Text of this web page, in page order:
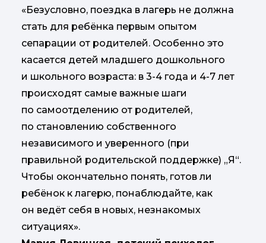
«Безусловно, поездка в лагерь не должна
стать для ребёнка первым опытом
сепарации от родителей. Особенно это
касается детей младшего дошкольного
и школьного возраста: в 3-4 года и 4-7 лет
происходят самые важные шаги
по самоотделению от родителей,
по становлению собственного
независимого и уверенного (при
правильной родительской поддержке) „Я“.
Чтобы окончательно понять, готов ли
ребёнок к лагерю, понаблюдайте, как
он ведёт себя в новых, незнакомых
ситуациях».